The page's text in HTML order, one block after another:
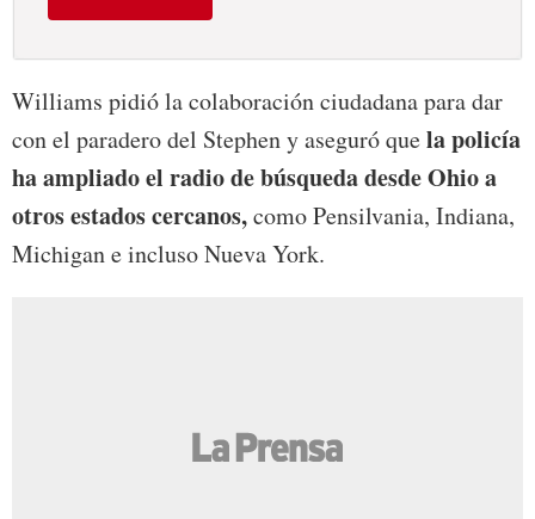
Williams pidió la colaboración ciudadana para dar
con el paradero del Stephen y aseguró quela policía
ha ampliado el radio de búsqueda desde Ohio a
otros estados cercanos,como Pensilvania, Indiana,
Michigan e incluso Nueva York.